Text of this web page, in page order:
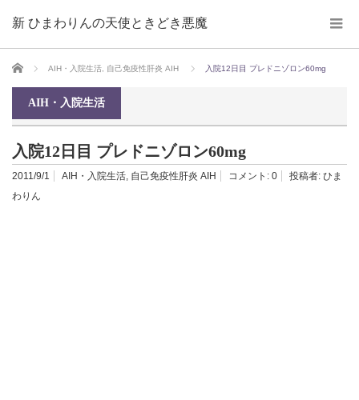
新 ひまわりんの天使ときどき悪魔
ホーム AIH・入院生活 自己免疫性肝炎 AIH 入院12日目 プレドニゾロン60mg
AIH・入院生活
入院12日目 プレドニゾロン60mg
2011/9/1 AIH・入院生活, 自己免疫性肝炎 AIH コメント: 0 投稿者: ひま
わりん